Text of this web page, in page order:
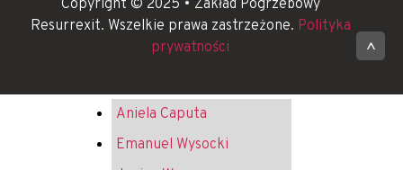
Copyright © 2025 • Zakład Pogrzebowy
Resurrexit. Wszelkie prawa zastrzeżone. Polityka
prywatności
^
Aniela Caputa
Emanuel Wysocki